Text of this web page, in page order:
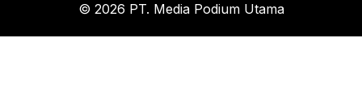
© 2026 PT. Media Podium Utama